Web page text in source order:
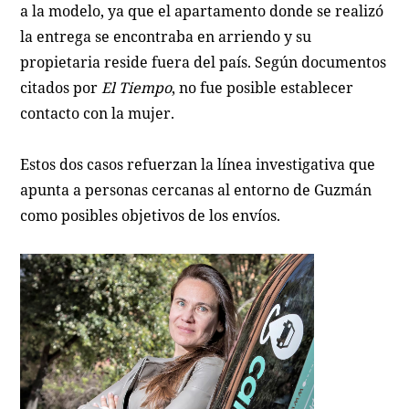
a la modelo, ya que el apartamento donde se realizó
la entrega se encontraba en arriendo y su
propietaria reside fuera del país. Según documentos
citados porEl Tiempo, no fue posible establecer
contacto con la mujer.
Estos dos casos refuerzan la línea investigativa que
apunta a personas cercanas al entorno de Guzmán
como posibles objetivos de los envíos.